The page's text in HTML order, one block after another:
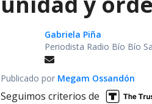
Gabriela Piña
Periodista Radio Bío Bío
Publicado por Megam Ossandón
Seguimos criterios de